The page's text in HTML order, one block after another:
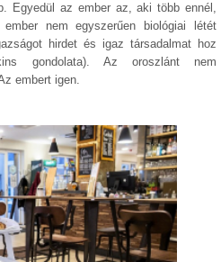
Egyedül az ember az, aki több ennél,
nem egyszerűen biológiai létét
hirdet és igaz társadalmat hoz
gondolata). Az oroszlánt nem
embert igen.